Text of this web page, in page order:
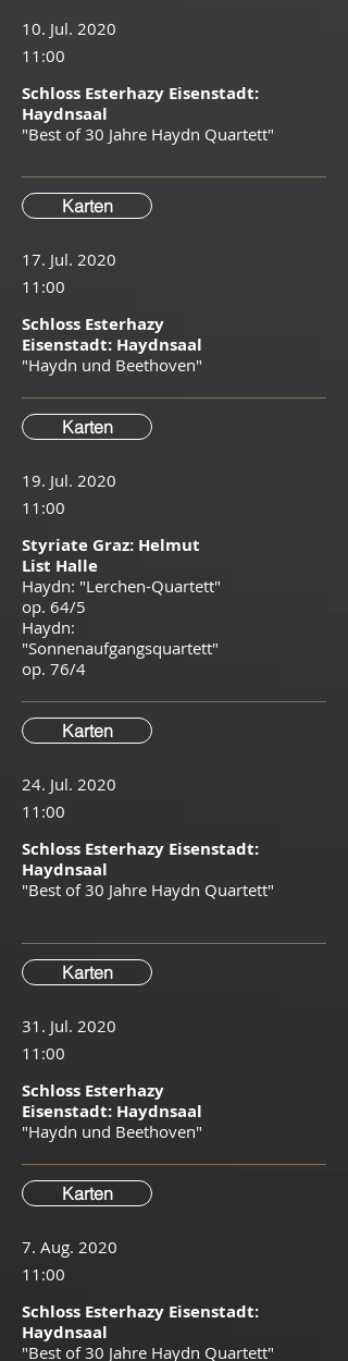
10. Jul. 2020
11:00
Schloss Esterhazy Eisenstadt:
Haydnsaal
"Best of 30 Jahre Haydn Quartett"
Karten
17. Jul. 2020
11:00
Schloss Esterhazy
Eisenstadt: Haydnsaal
"Haydn und Beethoven"
Karten
19. Jul. 2020
11:00
Styriate Graz: Helmut
List Halle
Haydn: "Lerchen-Quartett"
op. 64/5
Haydn:
"Sonnenaufgangsquartett"
op. 76/4
Karten
24. Jul. 2020
11:00
Schloss Esterhazy Eisenstadt:
Haydnsaal
"Best of 30 Jahre Haydn Quartett"
Karten
31. Jul. 2020
11:00
Schloss Esterhazy
Eisenstadt: Haydnsaal
"Haydn und Beethoven"
Karten
7. Aug. 2020
11:00
Schloss Esterhazy Eisenstadt:
Haydnsaal
"Best of 30 Jahre Haydn Quartett"